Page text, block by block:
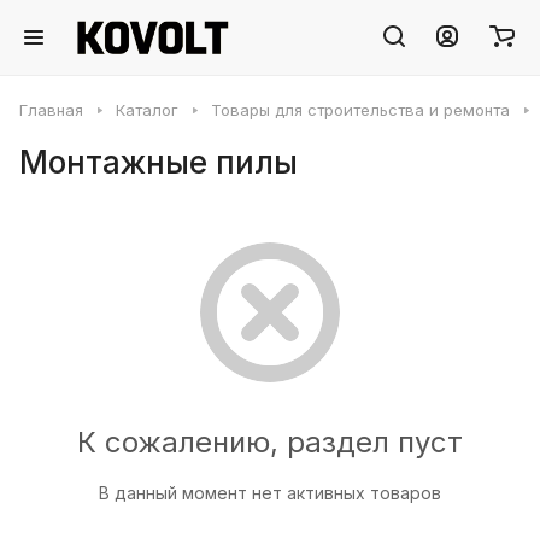
Главная Каталог Товары для строительства и ремонта
Монтажные пилы
К сожалению, раздел пуст
В данный момент нет активных товаров